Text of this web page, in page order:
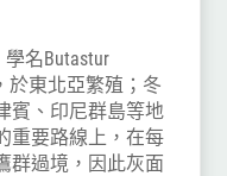
學名Butastur
於東北亞繁殖；冬
賓、印尼群島等地
重要路線上，在每
群過境，因此灰面